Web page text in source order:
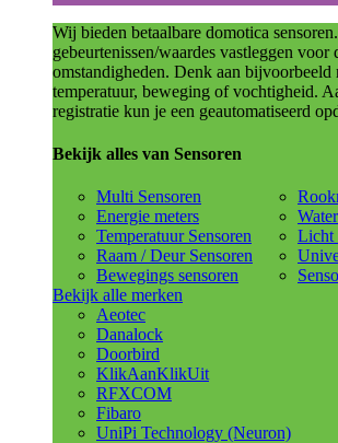
Wij bieden betaalbare domotica
gebeurtenissen/waardes vastleggen voor
omstandigheden. Denk aan bijvoorbeeld
temperatuur, beweging of vochtigheid.
registratie kun je een geautomatiseerd
Bekijk alles van Sensoren
Multi Sensoren
Energie meters
Temperatuur Sensoren
Raam / Deur Sensoren
Bewegings sensoren
Licht
Bekijk alle merken
Aeotec
Danalock
Doorbird
KlikAanKlikUit
RFXCOM
Fibaro
UniPi Technology (Neuron)